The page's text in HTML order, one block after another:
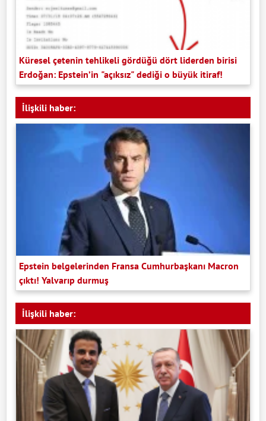
Küresel çetenin tehlikeli gördüğü dört liderden birisi
Erdoğan: Epstein’in "açıksız" dediği o büyük itiraf!
İlişkili haber:
Epstein belgelerinden Fransa Cumhurbaşkanı Macron
çıktı! Yalvarıp durmuş
İlişkili haber: